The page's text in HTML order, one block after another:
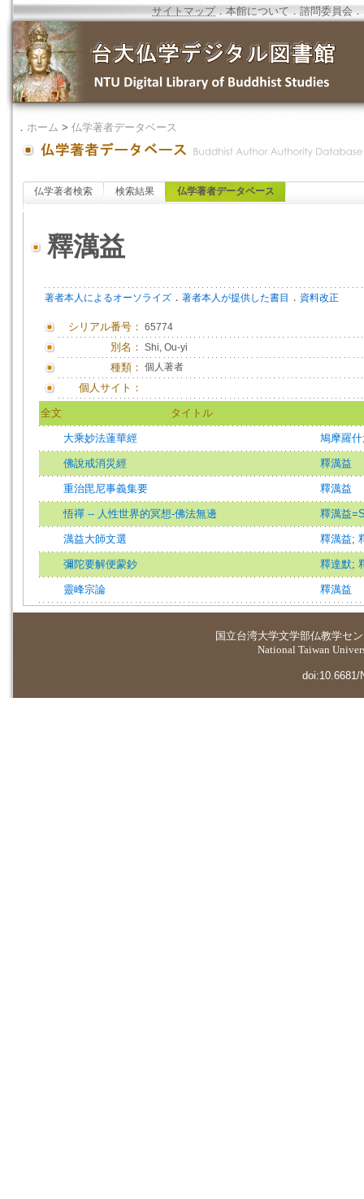
サイトマップ．本館について ．諮問委員会 ．
． ホーム > 仏学著者データベース
仏学著者検索 検索結果 仏学著者データベース
釋澫益
著者本人によるオーソライズ ． 著者本人が提供した書目 ． 資料改正
シリアル番号： 65774
別名： Shi, Ou-yi
種類： 個人著者
個人サイト：
全文 タイトル
大乘妙法蓮華經 鳩摩羅什
佛說戒消災經 釋澫益
重治毘尼事義集要 釋澫益
悟禪 -- 人性世界的冥想-佛法無邊 釋澫益
澫益大師文選 釋澫益;
彌陀要解便蒙鈔 釋達默;
靈峰宗論 釋澫益
国立台湾大学文学部仏教学セ
National Taiwan
doi:10.6681/